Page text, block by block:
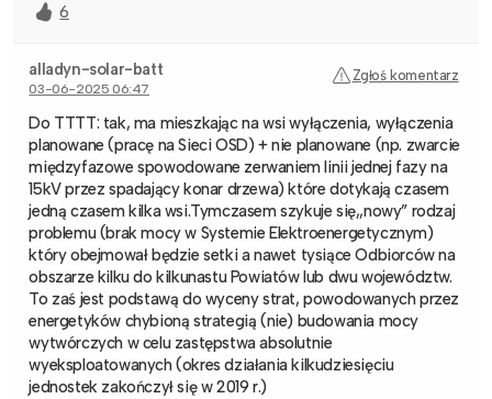
6
alladyn-solar-batt
03-06-2025 06:47
Zgłoś komentarz
Do TTTT: tak, ma mieszkając na wsi wyłączenia, wyłączenia
planowane (pracę na Sieci OSD) + nie planowane (np. zwarcie
międzyfazowe spowodowane zerwaniem linii jednej fazy na
15kV przez spadający konar drzewa) które dotykają czasem
jedną czasem kilka wsi.Tymczasem szykuje się,,nowy” rodzaj
problemu (brak mocy w Systemie Elektroenergetycznym)
który obejmował będzie setki a nawet tysiące Odbiorców na
obszarze kilku do kilkunastu Powiatów lub dwu województw.
To zaś jest podstawą do wyceny strat, powodowanych przez
energetyków chybioną strategią (nie) budowania mocy
wytwórczych w celu zastępstwa absolutnie
wyeksploatowanych (okres działania kilkudziesięciu
jednostek zakończył się w 2019 r.)